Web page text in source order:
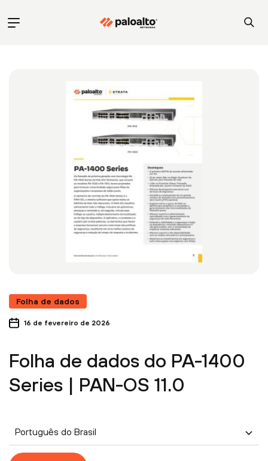
Folha de dados
16 de fevereiro de 2026
Folha de dados do PA-1400
Series | PAN-OS 11.0
Português do Brasil